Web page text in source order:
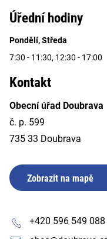
Úřední hodiny
Pondělí, Středa
7:30 - 11:30, 12:30 - 17:00
Kontakt
Obecní úřad Doubrava
č. p. 599
735 33 Doubrava
Zobrazit na mapě
+420 596 549 088